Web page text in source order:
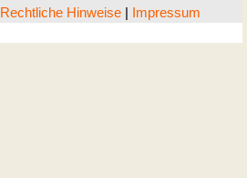
Rechtliche Hinweise | Impressum